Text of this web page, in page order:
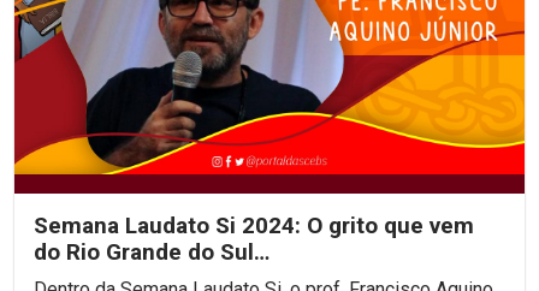
Semana Laudato Si 2024: O grito que vem
do Rio Grande do Sul…